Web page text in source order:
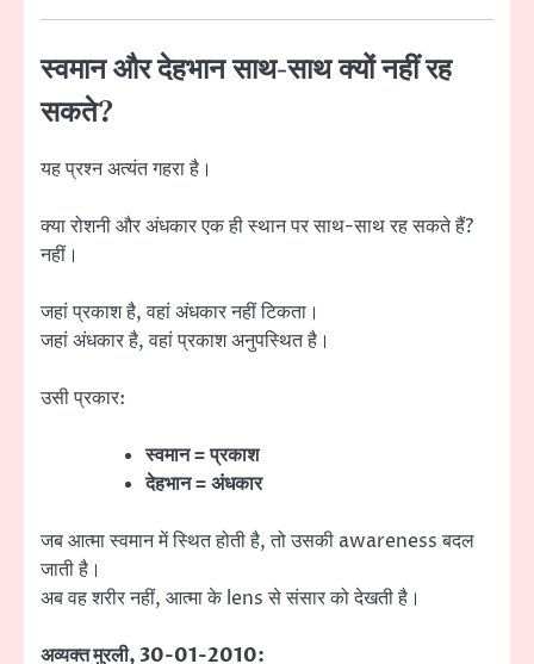
स्वमान और देहभान साथ-साथ क्यों नहीं रह
सकते?
यह प्रश्न अत्यंत गहरा है।
क्या रोशनी और अंधकार एक ही स्थान पर साथ-साथ रह सकते हैं?
नहीं।
जहां प्रकाश है, वहां अंधकार नहीं टिकता।
जहां अंधकार है, वहां प्रकाश अनुपस्थित है।
उसी प्रकार:
स्वमान = प्रकाश
देहभान = अंधकार
जब आत्मा स्वमान में स्थित होती है, तो उसकी awareness बदल
जाती है।
अब वह शरीर नहीं, आत्मा के lens से संसार को देखती है।
अव्यक्त मुरली, 30-01-2010: